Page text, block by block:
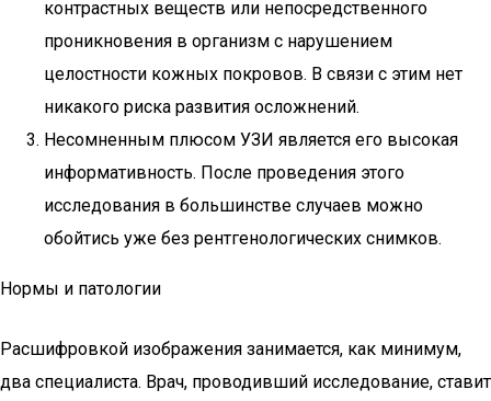
контрастных веществ или непосредственного
проникновения в организм с нарушением
целостности кожных покровов. В связи с этим нет
никакого риска развития осложнений.
Несомненным плюсом УЗИ является его высокая
информативность. После проведения этого
исследования в большинстве случаев можно
обойтись уже без рентгенологических снимков.
Нормы и патологии
Расшифровкой изображения занимается, как минимум,
два специалиста. Врач, проводивший исследование, ставит